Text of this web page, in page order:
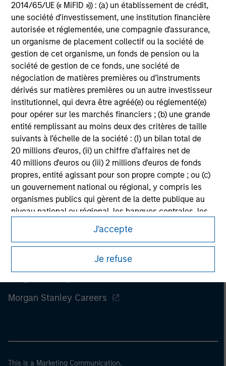
2014/65/UE (« MiFID »)) : (a) un établissement de crédit,
une société d'investissement, une institution financière
autorisée et réglementée, une compagnie d'assurance,
un organisme de placement collectif ou la société de
gestion de cet organisme, un fonds de pension ou la
société de gestion de ce fonds, une société de
négociation de matières premières ou d’instruments
dérivés sur matières premières ou un autre investisseur
institutionnel, qui devra être agréé(e) ou réglementé(e)
pour opérer sur les marchés financiers ; (b) une grande
entité remplissant au moins deux des critères de taille
suivants à l’échelle de la société : (I) un bilan total de
20 millions d'euros, (ii) un chiffre d’affaires net de
40 millions d'euros ou (iii) 2 millions d'euros de fonds
propres, entité agissant pour son propre compte ; ou (c)
un gouvernement national ou régional, y compris les
organismes publics qui gèrent de la dette publique au
niveau national ou régional, les banques centrales, les
institutions internationales et supranationales comme
la Banque Mondiale, le FMI, la BCE, la BEI et d'autres
organisations internationales similaires agissant pour
Veuillez noter que la notion d’Investisseur professionnel
peut ne pas être définie par l'autorité de réglementation
de l'État depuis lequel le site web est consulté.
J'accepte
Je refuse
The information on this page is for informational
purposes only. The information contained herein does
not constitute and should not be construed as an
offering of advisory services or an offer to sell or a
solicitation of an offer to buy any securities in any
jurisdiction in which such offer or solicitation,
purchase or sale would be unlawful under the
securities, insurance or other laws of such jurisdiction.
All investing involves risks, including a loss of principal.
Please refer to the strategy detail page for important
information on the strategy, including additional risk
considerations.
Morgan Stanley Careers
This is a Marketing Communication.